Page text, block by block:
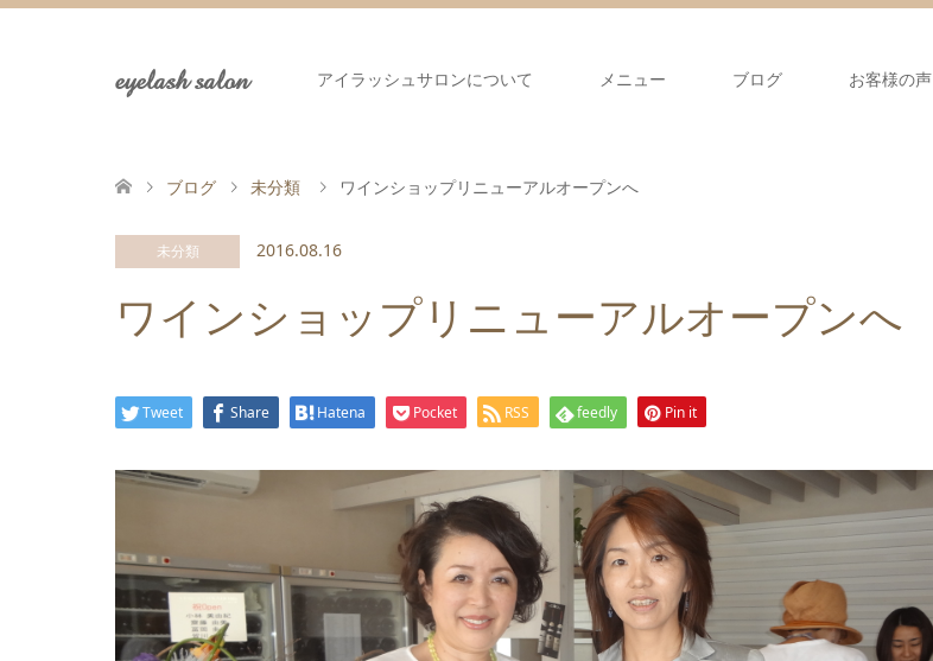
eyelash salon アイラッシュサロンについて メニュー ブログ お客様の声
ブログ 未分類 ワインショップリニューアルオープンへ
未分類 2016.08.16
ワインショップリニューアルオープンへ
Tweet Share Hatena Pocket RSS feedly Pin it